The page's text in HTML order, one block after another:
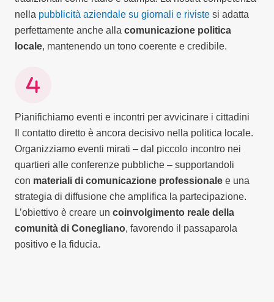
nella pubblicità aziendale su giornali e riviste si adatta
perfettamente anche alla comunicazione politica
locale, mantenendo un tono coerente e credibile.
Pianifichiamo eventi e incontri per avvicinare i cittadini
Il contatto diretto è ancora decisivo nella politica locale.
Organizziamo eventi mirati – dal piccolo incontro nei
quartieri alle conferenze pubbliche – supportandoli
con materiali di comunicazione professionale e una
strategia di diffusione che amplifica la partecipazione.
L’obiettivo è creare un coinvolgimento reale della
comunità di Conegliano, favorendo il passaparola
positivo e la fiducia.